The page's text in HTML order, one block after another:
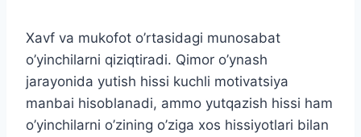
Xavf va mukofot o’rtasidagi munosabat
o’yinchilarni qiziqtiradi. Qimor o’ynash
jarayonida yutish hissi kuchli motivatsiya
manbai hisoblanadi, ammo yutqazish hissi ham
o’yinchilarni o’zining o’ziga xos hissiyotlari bilan